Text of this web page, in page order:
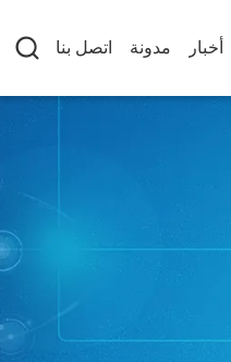
أخبار مدونة اتصل بنا